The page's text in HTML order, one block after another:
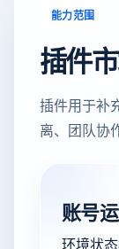
能力范围
插件
插件用于补
离、团队协
账号
环境状